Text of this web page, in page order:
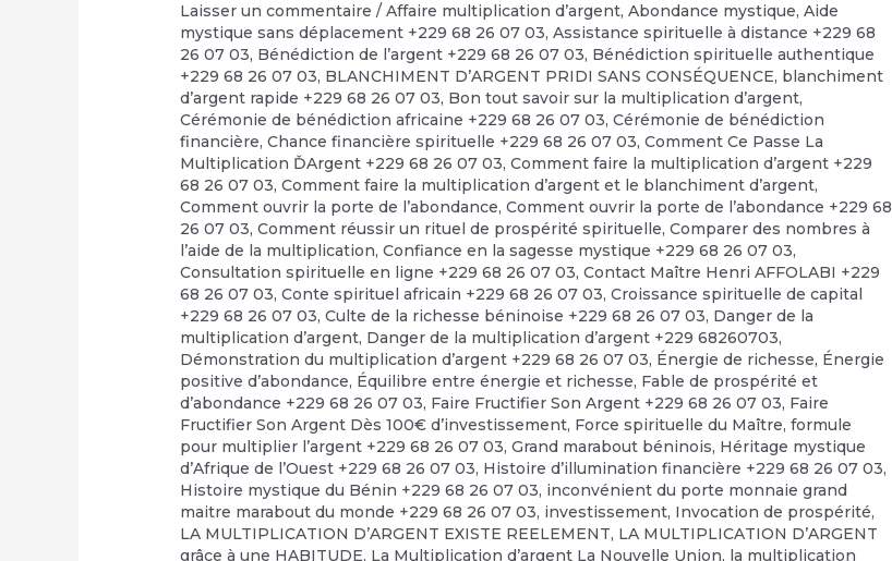
Laisser un commentaire /Affaire multiplication d’argent,Abondance mystique,Aide
mystique sans déplacement +229 68 26 07 03,Assistance spirituelle à distance +229 68
26 07 03, Bénédiction de l’argent +229 68 26 07 03, Bénédiction spirituelle authentique
+229 68 26 07 03, BLANCHIMENT D’ARGENT PRIDI SANS CONSÉQUENCE, blanchiment
d’argent rapide +229 68 26 07 03, Bon tout savoir sur la multiplication d’argent,
Cérémonie de bénédiction africaine +229 68 26 07 03,Cérémonie de bénédiction
financière,Chance financière spirituelle +229 68 26 07 03,Comment Ce Passe La
Multiplication ĎArgent +229 68 26 07 03,Comment faire la multiplication d’argent +229
68 26 07 03,Comment faire la multiplication d’argent et le blanchiment d’argent,
Comment ouvrir la porte de l’abondance,Comment ouvrir la porte de l’abondance +229 68
26 07 03,Comment réussir un rituel de prospérité spirituelle,Comparer des nombres à
l’aide de la multiplication,Confiance en la sagesse mystique +229 68 26 07 03,
Consultation spirituelle en ligne +229 68 26 07 03,Contact Maître Henri AFFOLABI +229
68 26 07 03,Conte spirituel africain +229 68 26 07 03,Croissance spirituelle de capital
+229 68 26 07 03,Culte de la richesse béninoise +229 68 26 07 03, Danger de la
multiplication d’argent, Danger de la multiplication d’argent +229 68260703,
Démonstration du multiplication d’argent +229 68 26 07 03, Énergie de richesse, Énergie
positive d’abondance, Équilibre entre énergie et richesse, Fable de prospérité et
d’abondance +229 68 26 07 03, Faire Fructifier Son Argent +229 68 26 07 03, Faire
Fructifier Son Argent Dès 100€ d’investissement, Force spirituelle du Maître,formule
pour multiplier l’argent +229 68 26 07 03,Grand marabout béninois, Héritage mystique
d’Afrique de l’Ouest +229 68 26 07 03, Histoire d’illumination financière +229 68 26 07 03,
Histoire mystique du Bénin +229 68 26 07 03, inconvénient du porte monnaie grand
maitre marabout du monde +229 68 26 07 03, investissement, Invocation de prospérité,
LA MULTIPLICATION D’ARGENT EXISTE REELEMENT, LA MULTIPLICATION D’ARGENT
grâce à une HABITUDE, La Multiplication d’argent La Nouvelle Union, la multiplication